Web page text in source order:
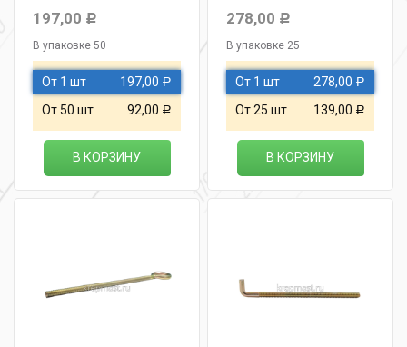
197,00 Р
В упаковке 50
От 1 шт 197,00 Р
От 50 шт 92,00 Р
В КОРЗИНУ
278,00 Р
В упаковке 25
От 1 шт 278,00 Р
От 25 шт 139,00 Р
В КОРЗИНУ